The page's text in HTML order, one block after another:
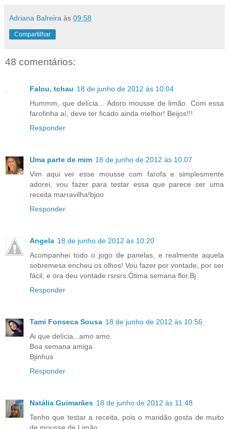
Adriana Balreira às 09:58
Compartilhar
48 comentários:
Falou, tchau 18 de junho de 2012 às 10:04
Hummm, que delícia... Adoro mousse de limão. Com essa
farofinha aí, deve ter ficado ainda melhor! Beijos!!!
Responder
Uma parte de mim 18 de junho de 2012 às 10:07
Vim aqui ver esse mousse com farofa e simplesmente
adorei, vou fazer para testar essa que parece ser uma
receita marravilha!bjoo
Responder
Angela 18 de junho de 2012 às 10:20
Acompanhei todo o jogo de panelas, e realmente aquela
sobremesa encheu os olhos! Vou fazer por vontade, por ser
fácil, e ora deu vontade rsrsrs.Ótima semana flor.Bj
Responder
Tami Fonseca Sousa 18 de junho de 2012 às 10:56
Ai que delícia...amo amo.
Boa semana amiga.
Bjinhus
Responder
Natália Guimarães 18 de junho de 2012 às 11:48
Tenho que testar a receita, pois o maridão gosta de muito
de mousse de Limão...